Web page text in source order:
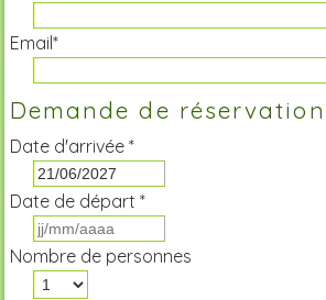
Email*
Demande de réservation
Date d'arrivée *
Date de départ *
Nombre de personnes